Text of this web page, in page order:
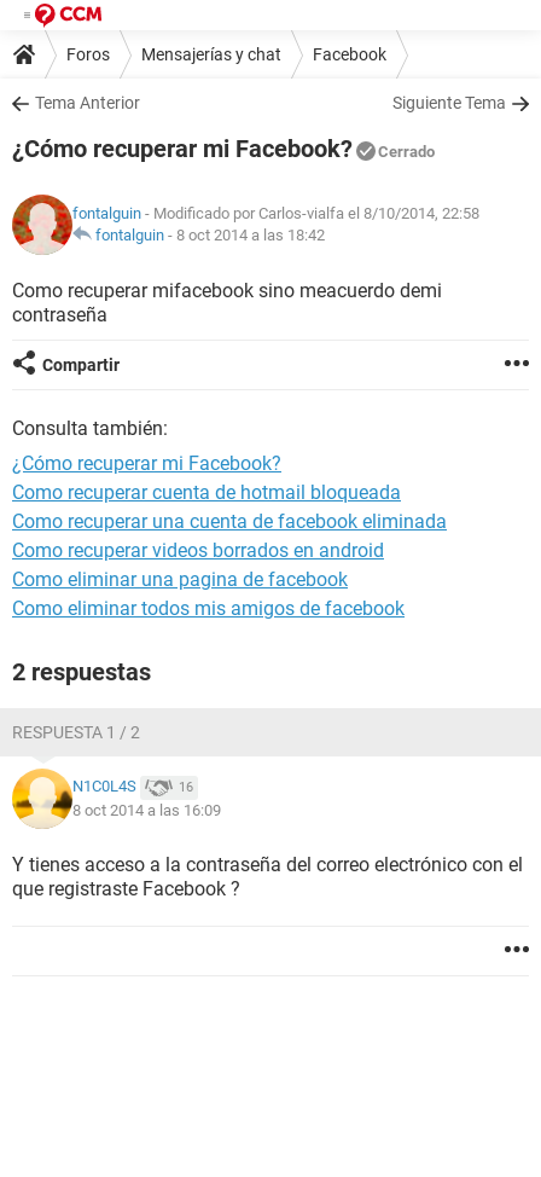
Foros Mensajerías y chat Facebook
Tema Anterior Siguiente Tema
¿Cómo recuperar mi Facebook? Cerrado
fontalguin - Modificado por Carlos-vialfa el 8/10/2014, 22:58
fontalguin - 8 oct 2014 a las 18:42
Como recuperar mifacebook sino meacuerdo demi
contraseña
Compartir
Consulta también:
¿Cómo recuperar mi Facebook?
Como recuperar cuenta de hotmail bloqueada
Como recuperar una cuenta de facebook eliminada
Como recuperar videos borrados en android
Como eliminar una pagina de facebook
Como eliminar todos mis amigos de facebook
2 respuestas
RESPUESTA 1 / 2
N1C0L4S 16
8 oct 2014 a las 16:09
Y tienes acceso a la contraseña del correo electrónico con el
que registraste Facebook ?